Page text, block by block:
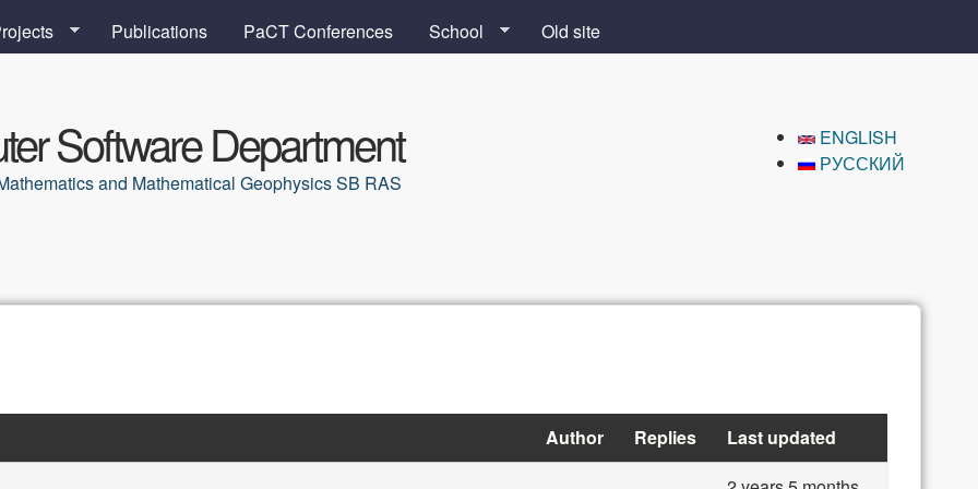
Publications PaCT Conferences School Old site
Software Department
and Mathematical Geophysics SB RAS
ENGLISH
РУССКИЙ
Author Replies
Last updated